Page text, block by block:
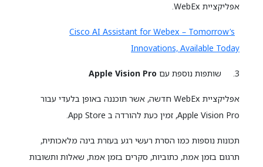
אפליקציית WebEx.
Cisco AI Assistant for Webex – Tomorrow’s
Innovations, Available Today
3. שותפות נוספת עם Apple Vision Pro
אפליקציית WebEx חדשה, אשר תוכננה באופן בלעדי עבור
Apple Vision Pro, זמין כעת להורדה ב App Store.
תכונות נוספות כמו הסרת רעשי רגע בעזרת בינה מלאכותית,
תרגום בזמן אמת, כתוביות, סקרים בזמן אמת, שאלות ותשובות